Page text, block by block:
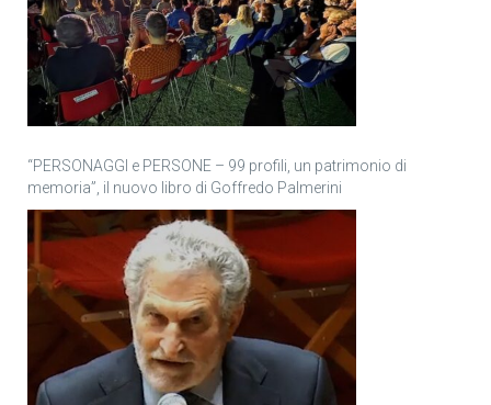
“PERSONAGGI e PERSONE – 99 profili, un patrimonio di
memoria”, il nuovo libro di Goffredo Palmerini